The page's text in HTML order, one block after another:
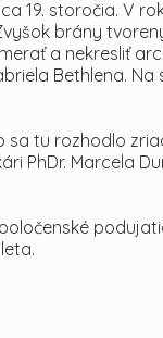
19. storočia. V
brány
a nekresliť
Bethlena. Na
sa tu rozhodlo
PhDr. Marcela